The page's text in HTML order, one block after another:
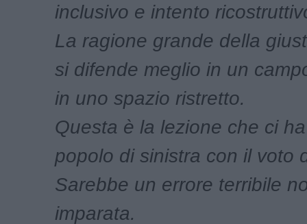
inclusivo e intento
La ragione grande della
si difende meglio in un
in uno spazio ristretto.
Questa è la lezione che ci
popolo di sinistra con il voto
Sarebbe un errore terribile
imparata.